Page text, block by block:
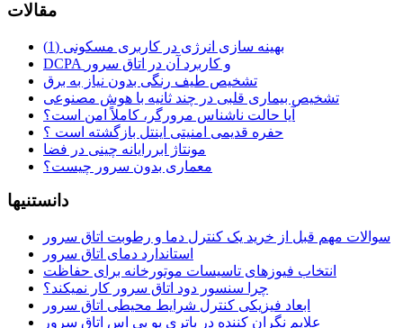
مقالات
بهینه سازی انرژی در کاربری مسکونی (1)
DCPA و کاربرد آن در اتاق سرور
تشخیص طیف رنگی بدون نیاز به برق
تشخیص بیماری قلبی در چند ثانیه با هوش مصنوعی
آیا حالت ناشناس مرورگر، کاملاً امن است؟
حفره قدیمی امنیتی اینتل بازگشته است ؟
مونتاژ ابررایانه چینی در فضا
معماری بدون سرور چیست؟
دانستنیها
سوالات مهم قبل از خرید یک کنترل دما و رطوبت اتاق سرور
استاندارد دمای اتاق سرور
انتخاب فیوزهای تاسیسات موتورخانه برای حفاظت
چرا سنسور دود اتاق سرور کار نمیکند؟
ابعاد فیزیکی کنترل شرایط محیطی اتاق سرور
علایم نگران کننده در باتری یو پی اس اتاق سرور